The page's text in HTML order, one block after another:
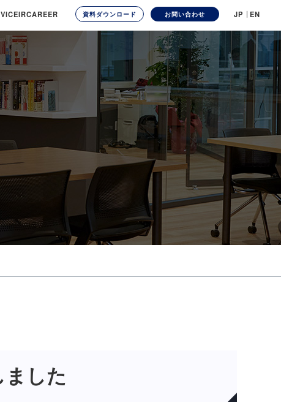
IRCAREER 資料ダウンロード お問い合わせ JP EN
ました